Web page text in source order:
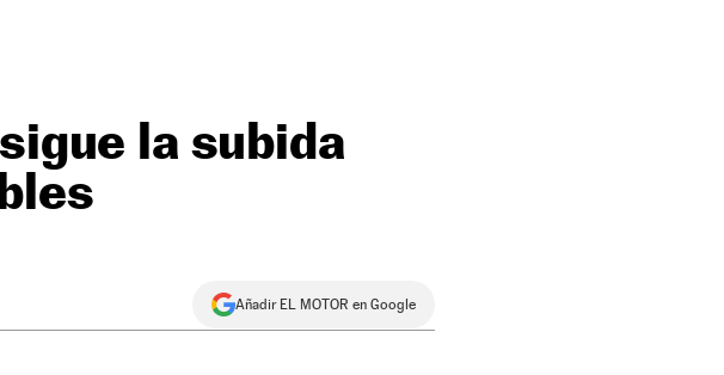
la subida
Añadir EL MOTOR en Google